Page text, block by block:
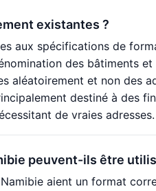
existantes ?
aux spécifications de
des bâtiments et
aléatoirement et non des
destiné à des
de vraies adresses.
peuvent-ils être
aient un format